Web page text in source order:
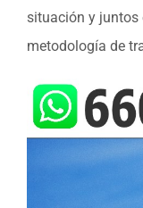
situación y juntos
metodología de